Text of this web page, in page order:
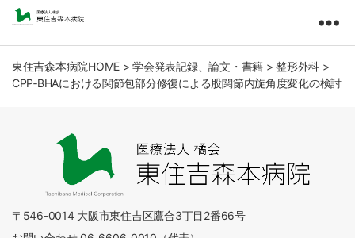
住
吉
森
人
橘
東住吉森本病院HOME > 学会発表記録、論文・書籍 > 整形外科 >
CPP‐BHAにおける関節包部分修復による股関節内旋角度変化の検討
〒546-0014 大阪市東住吉区鷹合3丁目2番66号